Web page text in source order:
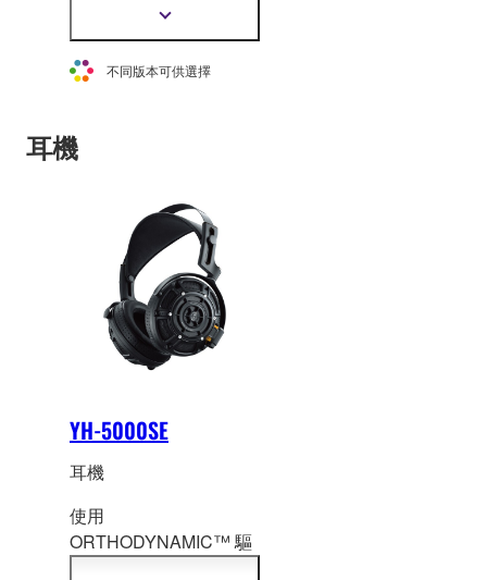
照顧機能(Listening
Care)的貼耳式耳機。
顯
示
多
不同版本可供選擇
耳機
YH-5000SE
耳機
使用
ORTHODYNAMIC™ 驅